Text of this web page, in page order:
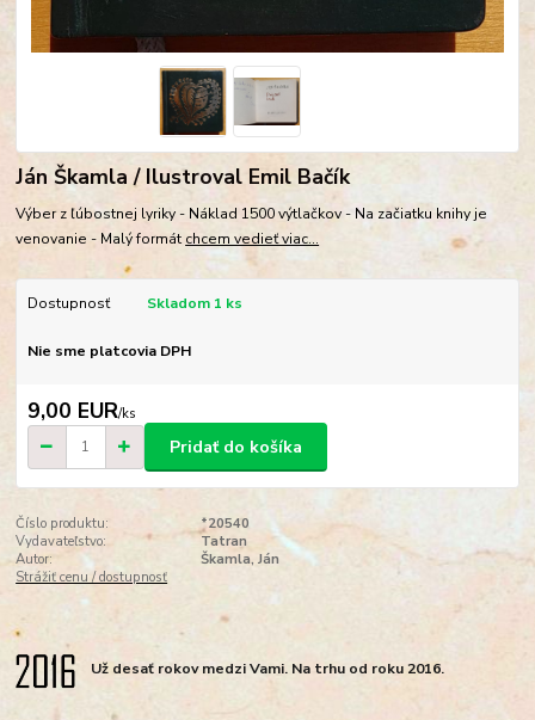
Ján Škamla / Ilustroval Emil Bačík
Výber z ľúbostnej lyriky - Náklad 1500 výtlačkov - Na začiatku knihy je
venovanie - Malý formát chcem vedieť viac...
Dostupnosť Skladom 1 ks
Nie sme platcovia DPH
9,00 EUR/ks
Pridať do košíka
Číslo produktu:
*20540
Vydavateľstvo:
Tatran
Autor:
Škamla, Ján
Strážiť cenu / dostupnosť
Už desať rokov medzi Vami. Na trhu od roku 2016.